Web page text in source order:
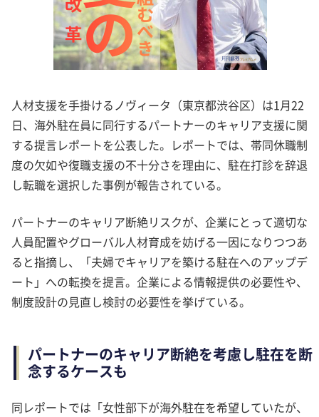
人材支援を手掛けるノヴィータ（東京都渋谷区）は1月22
日、海外駐在員に同行するパートナーのキャリア支援に関
する提言レポートを公表した。レポートでは、帯同休職制
度の欠如や復職支援の不十分さを理由に、駐在打診を辞退
し転職を選択した事例が報告されている。
パートナーのキャリア断絶リスクが、企業にとって適切な
人員配置やグローバル人材育成を妨げる一因になりつつあ
ると指摘し、「夫婦でキャリアを築ける駐在へのアップデ
ート」への転換を提言。企業による情報提供の必要性や、
制度設計の見直し検討の必要性を挙げている。
パートナーのキャリア断絶を考慮し駐在を断
念するケースも
同レポートでは「女性部下が海外駐在を希望していたが、